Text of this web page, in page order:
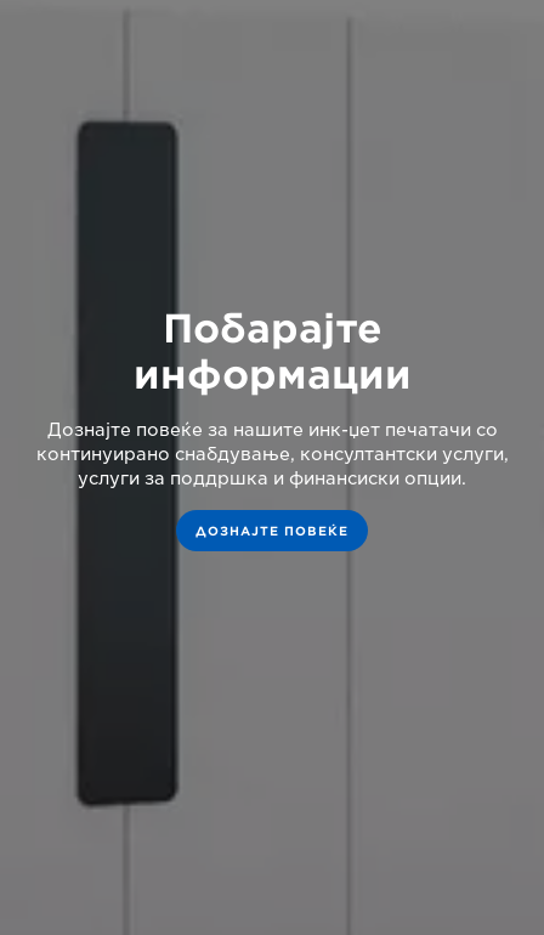
Побарајте
информации
Дознајте повеќе за нашите инк-џет печатачи со
континуирано снабдување, консултантски услуги,
услуги за поддршка и финансиски опции.
ДОЗНАЈТЕ ПОВЕЌЕ